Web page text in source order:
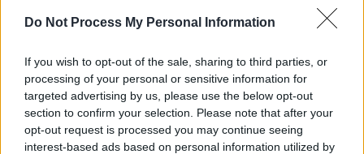
Do Not Process My Personal Information
If you wish to opt-out of the sale, sharing to third parties, or
processing of your personal or sensitive information for
targeted advertising by us, please use the below opt-out
section to confirm your selection. Please note that after your
opt-out request is processed you may continue seeing
interest-based ads based on personal information utilized by
τελικό υπήρξε επικοινωνία και με τον
Δήμαρχο Βόλου, Αχιλλέα Μπέο, ο οποίος δεν
είναι αρνητικός για την παρουσία κόσμου,
από τη στιγμή που δεν υπάρχει μεγάλη
αντιπαλότητα μεταξύ των οπαδών των δύο
φιναλίστ.